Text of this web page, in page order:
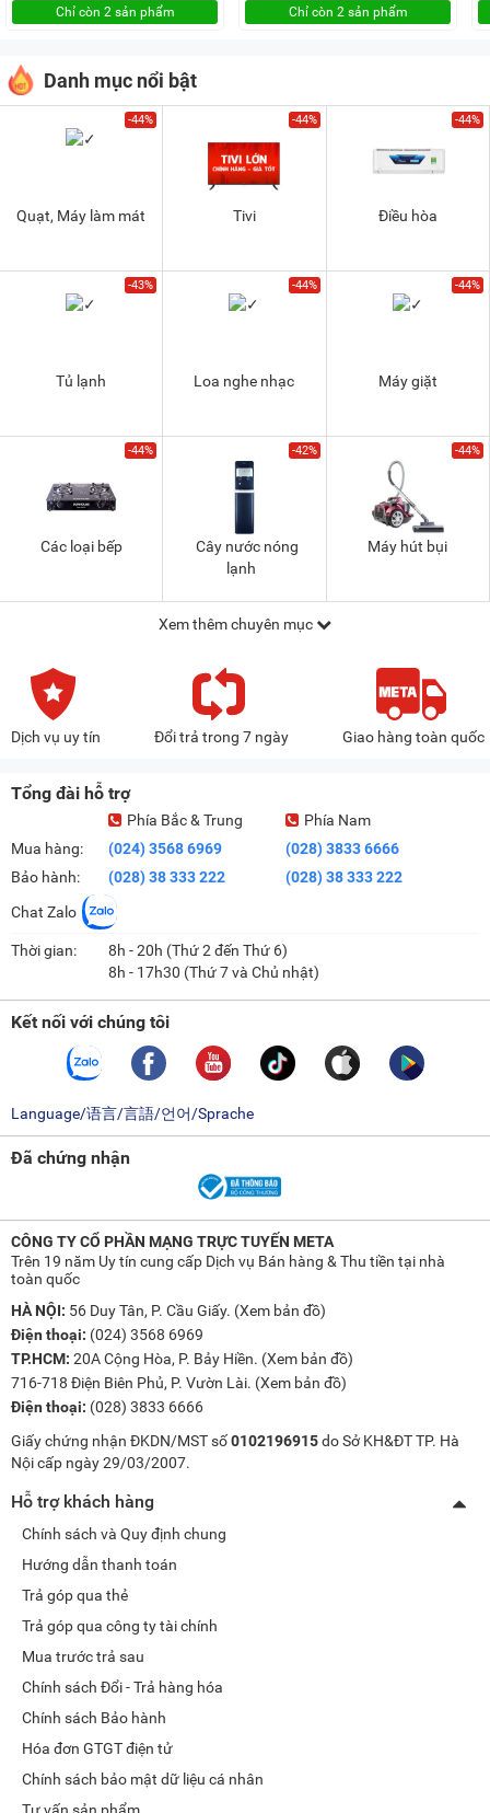
Chỉ còn 2 sản phẩm Chỉ còn 2 sản phẩm
Danh mục nổi bật
-44%
Quạt, Máy làm mát
-44%
Tivi
-44%
Điều hòa
-43%
Tủ lạnh
-44%
Loa nghe nhạc
-44%
Máy giặt
-44%
Các loại bếp
-42%
Cây nước nóng
lạnh
-44%
Máy hút bụi
Xem thêm chuyên mục
Dịch vụ uy tín Đổi trả trong 7 ngày Giao hàng toàn quốc
Tổng đài hỗ trợ
Mua hàng:
Bảo hành:
Phía Bắc & Trung
(024) 3568 6969
(028) 38 333 222
Phía Nam
(028) 3833 6666
(028) 38 333 222
Chat Zalo
Thời gian:
8h - 20h (Thứ 2 đến Thứ 6)
8h - 17h30 (Thứ 7 và Chủ nhật)
Kết nối với chúng tôi
Language/语言/言語/언어/Sprache
Đã chứng nhận
CÔNG TY CỔ PHẦN MẠNG TRỰC TUYẾN META
Trên 19 năm Uy tín cung cấp Dịch vụ Bán hàng & Thu tiền tại nhà
toàn quốc
HÀ NỘI: 56 Duy Tân, P. Cầu Giấy. (Xem bản đồ)
Điện thoại: (024) 3568 6969
TP.HCM: 20A Cộng Hòa, P. Bảy Hiền. (Xem bản đồ)
716-718 Điện Biên Phủ, P. Vườn Lài. (Xem bản đồ)
Điện thoại: (028) 3833 6666
Giấy chứng nhận ĐKDN/MST số0102196915do Sở KH&ĐT TP. Hà
Nội cấp ngày 29/03/2007.
Hỗ trợ khách hàng
Chính sách và Quy định chung
Hướng dẫn thanh toán
Trả góp qua thẻ
Trả góp qua công ty tài chính
Mua trước trả sau
Chính sách Đổi - Trả hàng hóa
Chính sách Bảo hành
Hóa đơn GTGT điện tử
Chính sách bảo mật dữ liệu cá nhân